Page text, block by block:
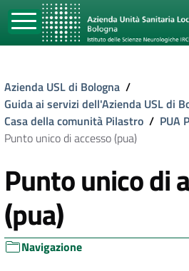
Azienda USL di Bologna /
Guida ai servizi dell'Azienda USL di
Casa della comunità Pilastro / PUA
Punto unico di accesso (pua)
Punto unico di
(pua)
Navigazione